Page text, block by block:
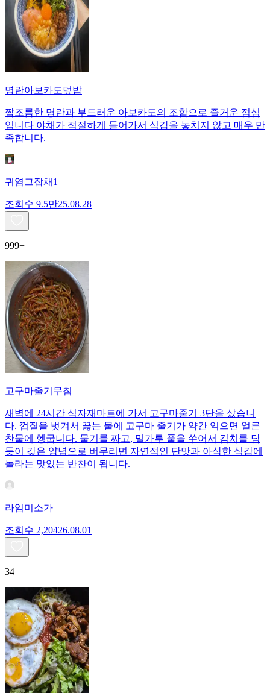
명란아보카도덮밥
짭조름한 명란과 부드러운 아보카도의 조합으로 즐거운 점심
입니다 야채가 적절하게 들어가서 식감을 놓치지 않고 매우 만
족합니다.
귀염그잡채1
조회수 9.5만25.08.28
999+
고구마줄기무침
새벽에 24시간 식자재마트에 가서 고구마줄기 3단을 샀습니
다. 껍질을 벗겨서 끓는 물에 고구마 줄기가 약간 익으면 얼른
찬물에 헹굽니다. 물기를 짜고, 밀가루 풀을 쑤어서 김치를 담
듯이 갖은 양념으로 버무리면 자연적인 단맛과 아삭한 식감에
놀라는 맛있는 반찬이 됩니다.
라임미소가
조회수 2,20426.08.01
34